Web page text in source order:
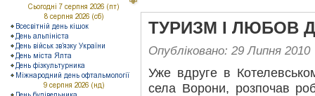
ТУРИЗМ І ЛЮБОВ
Опубліковано: 29 Липня 2010
Уже вдруге в
села Ворони, розпочав